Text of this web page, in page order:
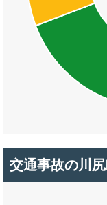
交通事故の川